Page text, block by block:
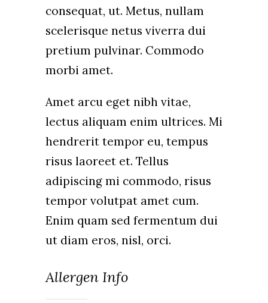
consequat, ut. Metus, nullam
scelerisque netus viverra dui
pretium pulvinar. Commodo
morbi amet.
Amet arcu eget nibh vitae,
lectus aliquam enim ultrices. Mi
hendrerit tempor eu, tempus
risus laoreet et. Tellus
adipiscing mi commodo, risus
tempor volutpat amet cum.
Enim quam sed fermentum dui
ut diam eros, nisl, orci.
Allergen Info